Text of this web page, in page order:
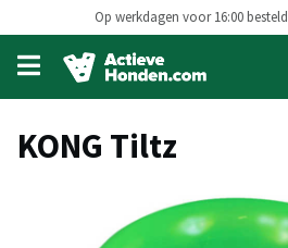
Op werkdagen voor 16:00 besteld
Open
main
menu
KONG Tiltz